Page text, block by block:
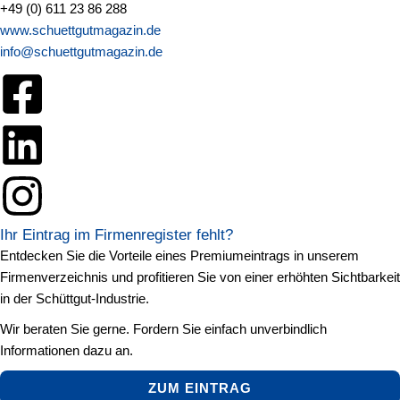
+49 (0) 611 23 86 288
www.schuettgutmagazin.de
info@schuettgutmagazin.de
Ihr Eintrag im Firmenregister fehlt?
Entdecken Sie die Vorteile eines Premiumeintrags in unserem
Firmenverzeichnis und profitieren Sie von einer erhöhten Sichtbarkeit
in der Schüttgut-Industrie.
Wir beraten Sie gerne. Fordern Sie einfach unverbindlich
Informationen dazu an.
ZUM EINTRAG